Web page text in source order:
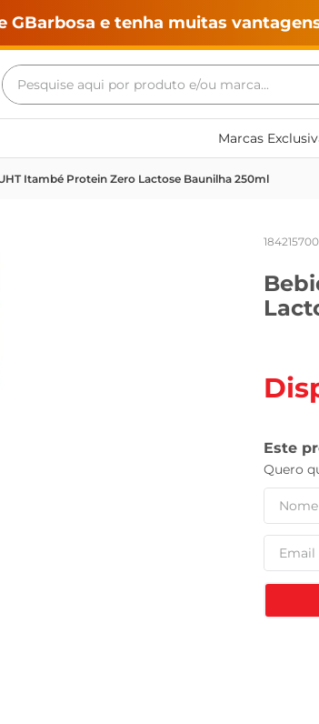
GBarbosa e tenha muitas
Pesquise aqui por produto e/ou marca...
Marcas
Itambé Protein Zero Lactose Baunilha 250ml
Termos mais buscados
maquina lavar